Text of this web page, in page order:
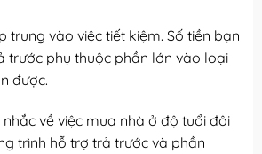
trung vào việc tiết kiệm. Số tiền bạn
trước phụ thuộc phần lớn vào loại
được.
về việc mua nhà ở độ tuổi đôi
trình hỗ trợ trả trước và phần